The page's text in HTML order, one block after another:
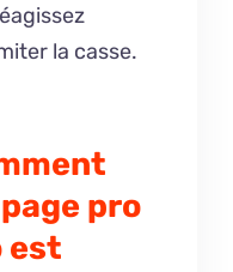
la casse.
pro
est